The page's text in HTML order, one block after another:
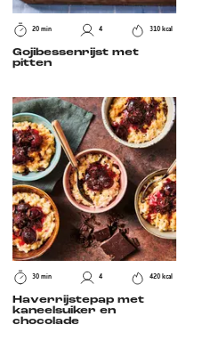
20 min 4 310 kcal
Gojibessenrijst met
pitten
30 min 4 420 kcal
Haverrijstepap met
kaneelsuiker en
chocolade